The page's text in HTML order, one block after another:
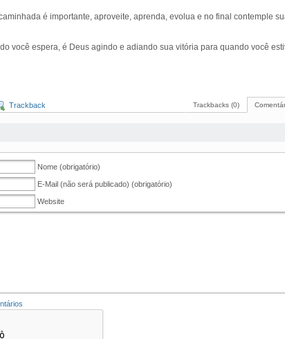
é importante, aproveite, aprenda, evolua e no final contemple
você espera, é Deus agindo e adiando sua vitória para quando você
Trackbacks (0)
Trackback
Nome (obrigatório)
E-Mail (não será publicado) (obrigatório)
Website